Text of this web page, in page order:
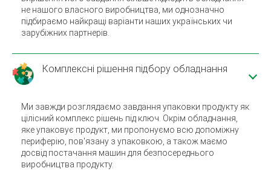
не нашого власного виробництва, ми однозначно
підбираємо найкращі варіанти наших українських чи
зарубіжних партнерів.
Комплексні рішення підбору обладнання
Ми завжди розглядаємо завдання упаковки продукту як
цілісний комплекс рішень під ключ. Окрім обладнання,
яке упаковує продукт, ми пропонуємо всю допоміжну
периферію, пов'язану з упаковкою, а також маємо
досвід постачання машин для безпосереднього
виробництва продукту.